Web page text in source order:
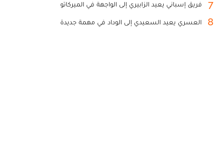
7 فريق إسباني يعيد الزابيري إلى الواجهة في الميركاتو
8 العسري يعيد السعيدي إلى الوداد في مهمة جديدة